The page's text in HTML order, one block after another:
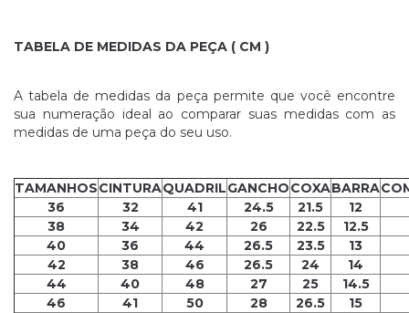
TABELA DE MEDIDAS DA PEÇA ( CM )
A tabela de medidas da peça permite que você encontre
sua numeração ideal ao comparar suas medidas com as
medidas de uma peça do seu uso.
TAMANHOSCINTURAQUADRILGANCHOCOXABARRA
36
32 41 24.5 21.5
12
38
34 42 26 22.5
12.5
40
36 44 26.5 23.5
13
42
38 46 26.5 24
14
44
40 48 27 25
14.5
46
41 50 28 26.5
15